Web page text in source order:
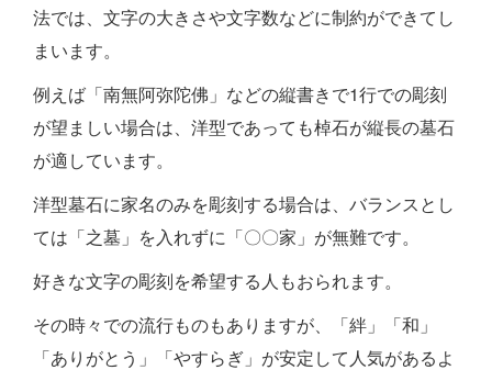
法では、文字の大きさや文字数などに制約ができてし
まいます。
例えば「南無阿弥陀佛」などの縦書きで1行での彫刻
が望ましい場合は、洋型であっても棹石が縦長の墓石
が適しています。
洋型墓石に家名のみを彫刻する場合は、バランスとし
ては「之墓」を入れずに「〇〇家」が無難です。
好きな文字の彫刻を希望する人もおられます。
その時々での流行ものもありますが、「絆」「和」
「ありがとう」「やすらぎ」が安定して人気があるよ